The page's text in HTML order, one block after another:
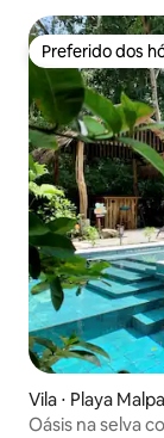
Preferido dos
Preferido dos
Vila ⋅ Playa
Oásis na selva